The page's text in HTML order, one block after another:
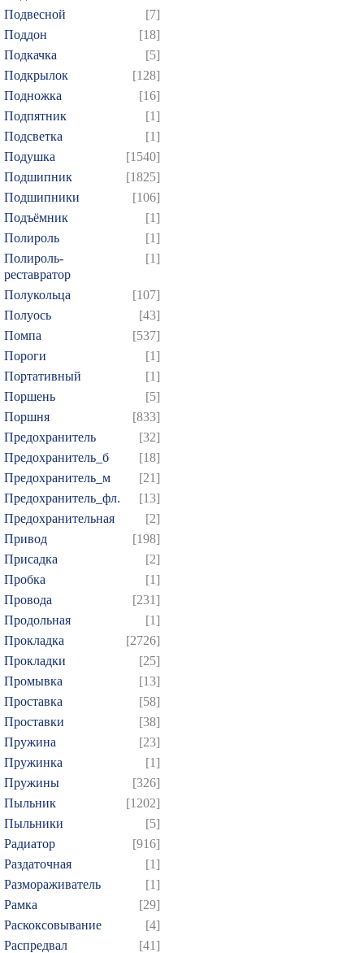
Подвесной
[7]
Поддон
[18]
Подкачка
[5]
Подкрылок
[128]
Подножка
[16]
Подпятник
[1]
Подсветка
[1]
Подушка
[1540]
Подшипник
[1825]
Подшипники
[106]
Подъёмник
[1]
Полироль
[1]
Полироль-
реставратор
[1]
Полукольца
[107]
Полуось
[43]
Помпа
[537]
Пороги
[1]
Портативный
[1]
Поршень
[5]
Поршня
[833]
Предохранитель
[32]
Предохранитель_б
[18]
Предохранитель_м
[21]
Предохранитель_фл.
[13]
Предохранительная
[2]
Привод
[198]
Присадка
[2]
Пробка
[1]
Провода
[231]
Продольная
[1]
Прокладка
[2726]
Прокладки
[25]
Промывка
[13]
Проставка
[58]
Проставки
[38]
Пружина
[23]
Пружинка
[1]
Пружины
[326]
Пыльник
[1202]
Пыльники
[5]
Радиатор
[916]
Раздаточная
[1]
Размораживатель
[1]
Рамка
[29]
Раскоксовывание
[4]
Распредвал
[41]